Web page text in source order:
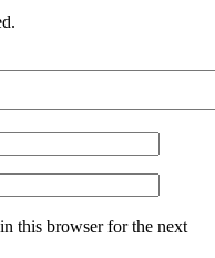
this browser for the next